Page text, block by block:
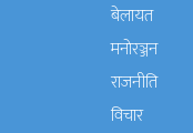
बेलायत
मनाेरञ्जन
राजनीति
विचार